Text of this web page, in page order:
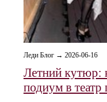
Леди Блог → 2026-06-16
Летний кутюр:
подиум в театр